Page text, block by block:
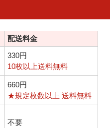
配送料金
330円
10枚以上送料無料
660円
★規定枚数以上 送料無料
不要